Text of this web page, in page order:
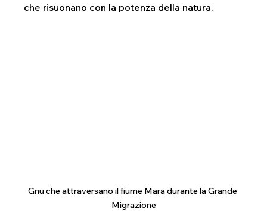
che risuonano con la potenza della natura.
Gnu che attraversano il fiume Mara durante la Grande
Migrazione